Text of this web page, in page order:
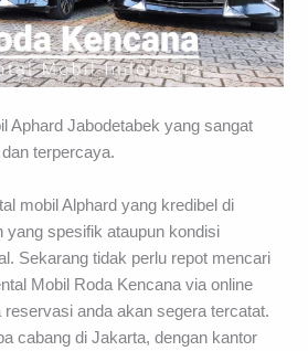
Aphard Jabodetabek yang sangat
terpercaya.
mobil Alphard yang kredibel di
yang spesifik ataupun kondisi
Sekarang tidak perlu repot mencari
Mobil Roda Kencana via online
reservasi anda akan segera tercatat.
cabang di Jakarta, dengan kantor